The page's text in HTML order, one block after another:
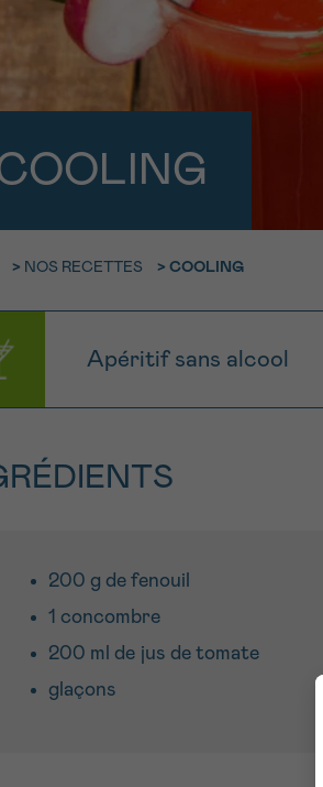
> NOS RECETTES > COOLING
Apéritif sans alcool
200 g de fenouil
1 concombre
200 ml de jus de tomate
glaçons
0800 15
NOM
Je souhaite